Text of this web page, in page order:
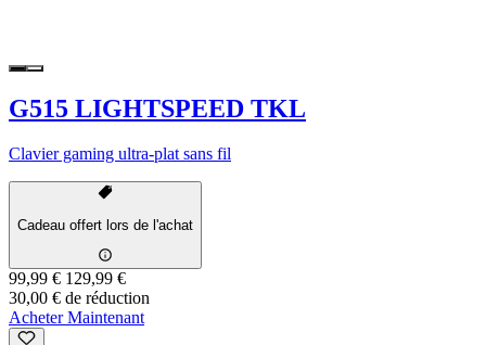
G515 LIGHTSPEED TKL
Clavier gaming ultra-plat sans fil
Cadeau offert lors de l'achat
99,99 € 129,99 €
30,00 € de réduction
Acheter Maintenant